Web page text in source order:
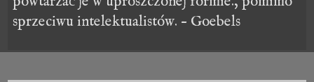
sprzeciwu intelektualistów. – Goebels